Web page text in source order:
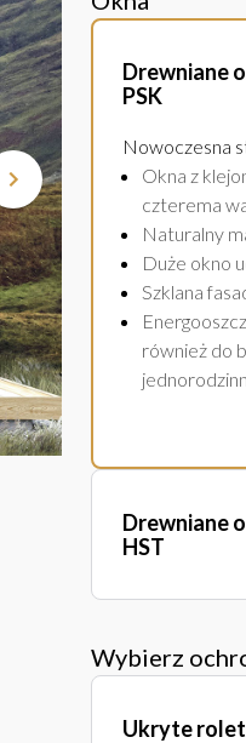
Drewniane
PSK
Nowoczesna
Okna z
czterema
Naturalny
Duże okno
Szklana
również do
Drewniane
HST
Wybierz
Ukryte